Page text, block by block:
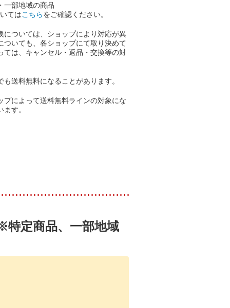
一部地域の商品
てはこちらをご確認ください。
については、ショップにより対応が異
ついても、各ショップにて取り決めて
ては、キャンセル・返品・交換等の対
送料無料になることがあります。
プによって送料無料ラインの対象にな
す。
特定商品、一部地域